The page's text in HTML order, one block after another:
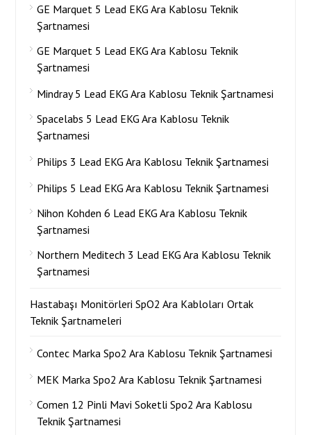
GE Marquet 5 Lead EKG Ara Kablosu Teknik
Şartnamesi
GE Marquet 5 Lead EKG Ara Kablosu Teknik
Şartnamesi
Mindray 5 Lead EKG Ara Kablosu Teknik Şartnamesi
Spacelabs 5 Lead EKG Ara Kablosu Teknik
Şartnamesi
Philips 3 Lead EKG Ara Kablosu Teknik Şartnamesi
Philips 5 Lead EKG Ara Kablosu Teknik Şartnamesi
Nihon Kohden 6 Lead EKG Ara Kablosu Teknik
Şartnamesi
Northern Meditech 3 Lead EKG Ara Kablosu Teknik
Şartnamesi
Hastabaşı Monitörleri SpO2 Ara Kabloları Ortak
Teknik Şartnameleri
Contec Marka Spo2 Ara Kablosu Teknik Şartnamesi
MEK Marka Spo2 Ara Kablosu Teknik Şartnamesi
Comen 12 Pinli Mavi Soketli Spo2 Ara Kablosu
Teknik Şartnamesi